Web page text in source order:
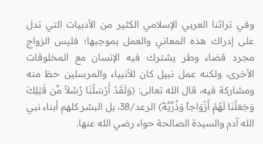
وفي تراثنا العربي الإسلامي الكثير من الأدبيات التي تدل
على إدراك هذه المعاني والعمل بموجبها؛ فليس الزواج
مجرد قضاء وطر يشترك فيه الإنسان مع المخلوقات
الأخرى، ولكنه عمل نبيل كان للأنبياء والمرسلين حظ منه
ومشاركة فيه، قال الله تعالى: (وَلَقَدْ أَرْسَلْنَا رُسُلاً مِّن قَبْلِكَ
وَجَعَلْنَا لَهُمْ أَزْوَاجاً وَذُرِّيَّةً) الرعد/38، بل البشر كلهم أبناء نبي
الله آدم والسيدة الصالحة حواء رضي الله عنها.